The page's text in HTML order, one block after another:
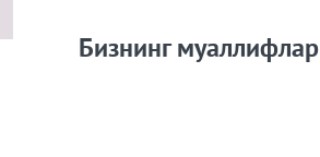
Бизнинг муаллифлар